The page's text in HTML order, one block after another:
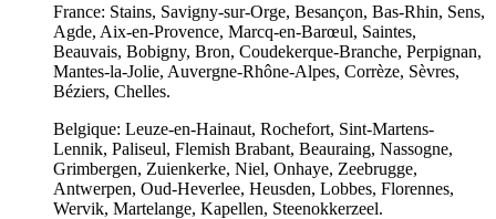
France: Stains, Savigny-sur-Orge, Besançon, Bas-Rhin, Sens,
Agde, Aix-en-Provence, Marcq-en-Barœul, Saintes,
Beauvais, Bobigny, Bron, Coudekerque-Branche, Perpignan,
Mantes-la-Jolie, Auvergne-Rhône-Alpes, Corrèze, Sèvres,
Béziers, Chelles.
Belgique: Leuze-en-Hainaut, Rochefort, Sint-Martens-
Lennik, Paliseul, Flemish Brabant, Beauraing, Nassogne,
Grimbergen, Zuienkerke, Niel, Onhaye, Zeebrugge,
Antwerpen, Oud-Heverlee, Heusden, Lobbes, Florennes,
Wervik, Martelange, Kapellen, Steenokkerzeel.